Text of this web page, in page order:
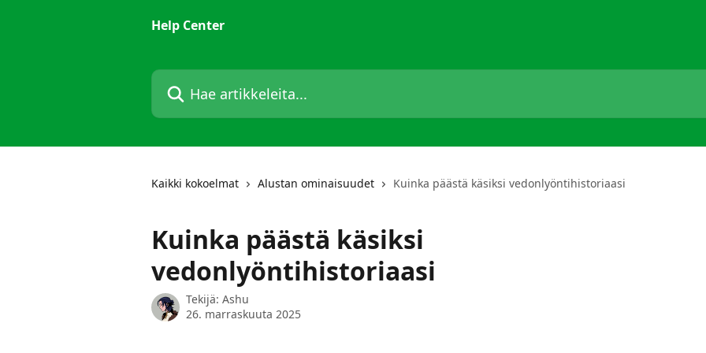
Help Center
Hae artikkeleita...
Kaikki kokoelmat Alustan ominaisuudet Kuinka päästä käsiksi vedonlyöntihistoriaasi
Kuinka päästä käsiksi
vedonlyöntihistoriaasi
Tekijä: Ashu
26. marraskuuta 2025